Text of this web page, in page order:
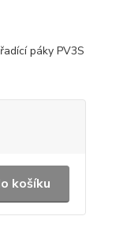
páky PV3S
košíku